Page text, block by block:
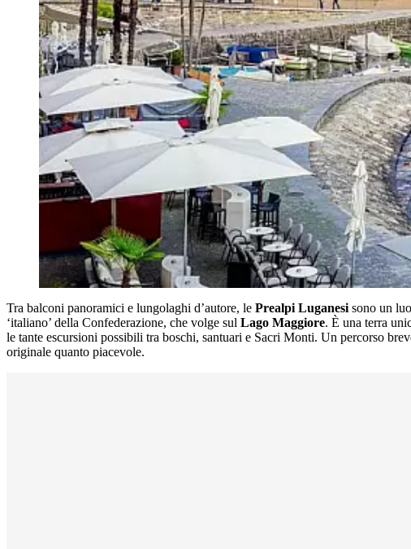
Tra balconi panoramici e lungolaghi d’autore, le Prealpi Luganesi sono un
‘italiano’ della Confederazione, che volge sul Lago Maggiore. È una terra
le tante escursioni possibili tra boschi, santuari e Sacri Monti. Un percorso
originale quanto piacevole.